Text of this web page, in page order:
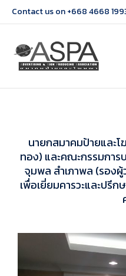
Contact us on +668 4668
นายกสมาคมป้ายและ
ทอง) และคณะกรรมการ
จุมพล สำเภาพล (รองผู้
เพื่อเยี่ยมคารวะและปรึก